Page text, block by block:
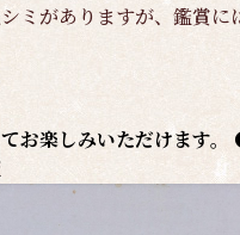
ミがありますが、鑑賞に
お楽しみいただけます